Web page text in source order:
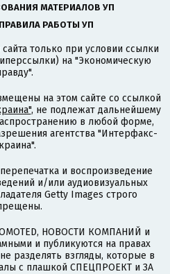
МАТЕРИАЛОВ УП
РАБОТЫ УП
только при условии ссылки
на "Экономическую
на этом сайте со ссылкой
, не подлежат дальнейшему
в любой форме,
агентства "Интерфакс-
и воспроизведение
и/или аудиовизуальных
Getty Images строго
НОВОСТИ КОМПАНИЙ и
и публикуются на правах
разделять взгляды, которые в
с плашкой СПЕЦПРОЕКТ и ЗА